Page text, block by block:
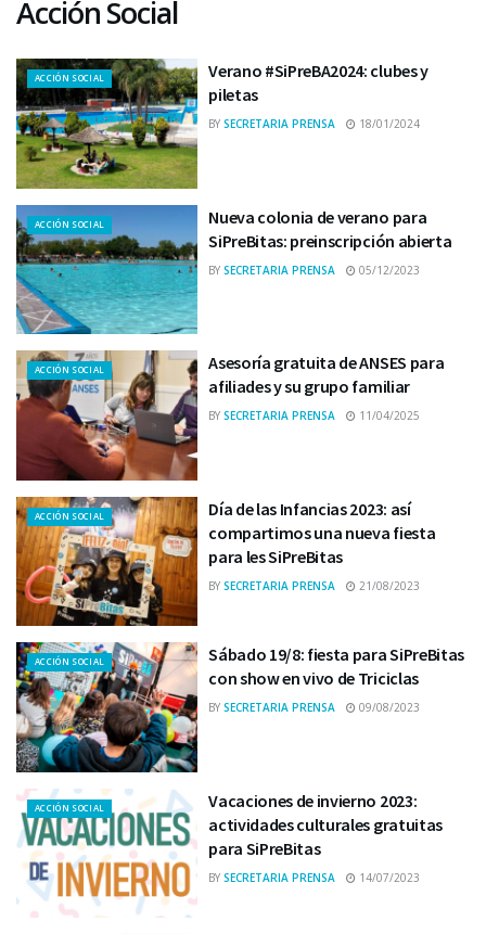
Acción Social
ACCIÓN SOCIAL
Verano #SiPreBA2024: clubes y
piletas
BY SECRETARIA PRENSA 18/01/2024
ACCIÓN SOCIAL
Nueva colonia de verano para
SiPreBitas: preinscripción abierta
BY SECRETARIA PRENSA 05/12/2023
ACCIÓN SOCIAL
Asesoría gratuita de ANSES para
afiliades y su grupo familiar
BY SECRETARIA PRENSA 11/04/2025
ACCIÓN SOCIAL
Día de las Infancias 2023: así
compartimos una nueva fiesta
para les SiPreBitas
BY SECRETARIA PRENSA 21/08/2023
ACCIÓN SOCIAL
Sábado 19/8: fiesta para SiPreBitas
con show en vivo de Triciclas
BY SECRETARIA PRENSA 09/08/2023
ACCIÓN SOCIAL
Vacaciones de invierno 2023:
actividades culturales gratuitas
para SiPreBitas
BY SECRETARIA PRENSA 14/07/2023